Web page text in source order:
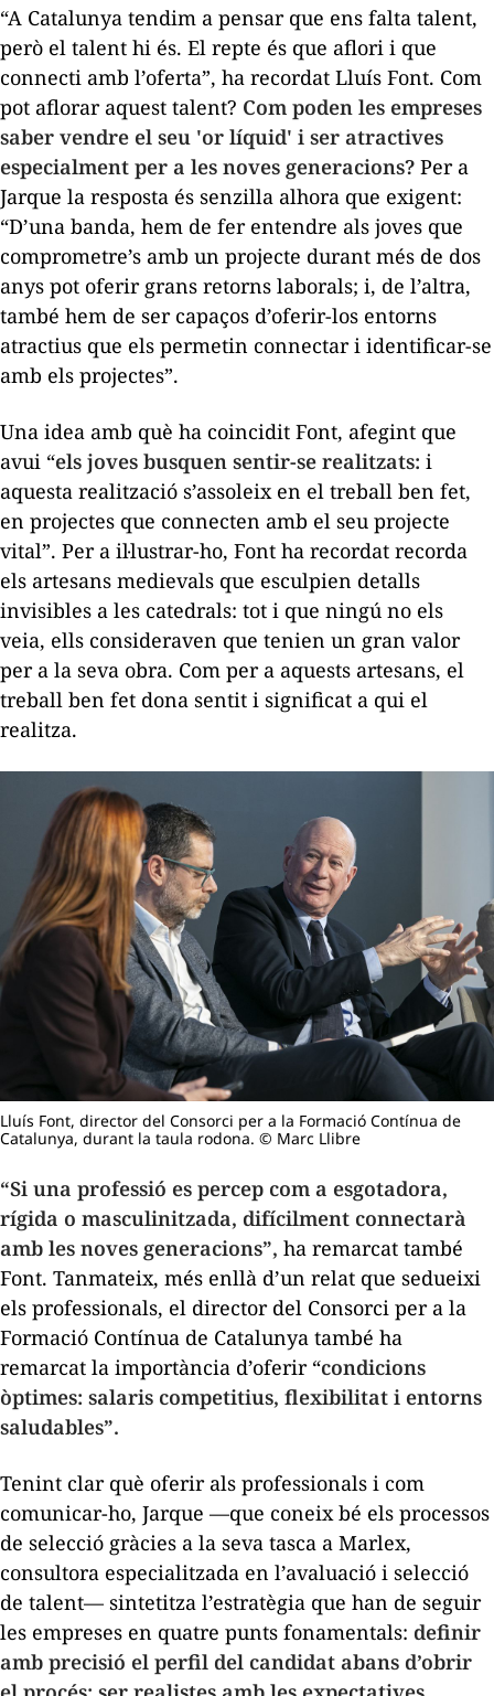
“A Catalunya tendim a pensar que ens falta talent,
però el talent hi és. El repte és que aflori i que
connecti amb l’oferta”, ha recordat Lluís Font. Com
pot aflorar aquest talent? Com poden les empreses
saber vendre el seu 'or líquid' i ser atractives
especialment per a les noves generacions? Per a
Jarque la resposta és senzilla alhora que exigent:
“D’una banda, hem de fer entendre als joves que
comprometre’s amb un projecte durant més de dos
anys pot oferir grans retorns laborals; i, de l’altra,
també hem de ser capaços d’oferir-los entorns
atractius que els permetin connectar i identificar-se
amb els projectes”.
Una idea amb què ha coincidit Font, afegint que
avui “els joves busquen sentir-se realitzats: i
aquesta realització s’assoleix en el treball ben fet,
en projectes que connecten amb el seu projecte
vital”. Per a il·lustrar-ho, Font ha recordat recorda
els artesans medievals que esculpien detalls
invisibles a les catedrals: tot i que ningú no els
veia, ells consideraven que tenien un gran valor
per a la seva obra. Com per a aquests artesans, el
treball ben fet dona sentit i significat a qui el
realitza.
Lluís Font, director del Consorci per a la Formació Contínua de
Catalunya, durant la taula rodona. © Marc Llibre
“Si una professió es percep com a esgotadora,
rígida o masculinitzada, difícilment connectarà
amb les noves generacions”, ha remarcat també
Font. Tanmateix, més enllà d’un relat que sedueixi
els professionals, el director del Consorci per a la
Formació Contínua de Catalunya també ha
remarcat la importància d’oferir “condicions
òptimes: salaris competitius, flexibilitat i entorns
saludables”.
Tenint clar què oferir als professionals i com
comunicar-ho, Jarque —que coneix bé els processos
de selecció gràcies a la seva tasca a Marlex,
consultora especialitzada en l’avaluació i selecció
de talent— sintetitza l’estratègia que han de seguir
les empreses en quatre punts fonamentals: definir
amb precisió el perfil del candidat abans d’obrir